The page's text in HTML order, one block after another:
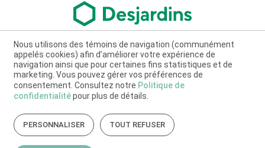
Nous utilisons des témoins de navigation (communément
appelés cookies) afin d’améliorer votre expérience de
navigation ainsi que pour certaines fins statistiques et de
marketing. Vous pouvez gérer vos préférences de
consentement. Consultez notre Politique de
confidentialitépour plus de détails.
PERSONNALISER TOUT REFUSER